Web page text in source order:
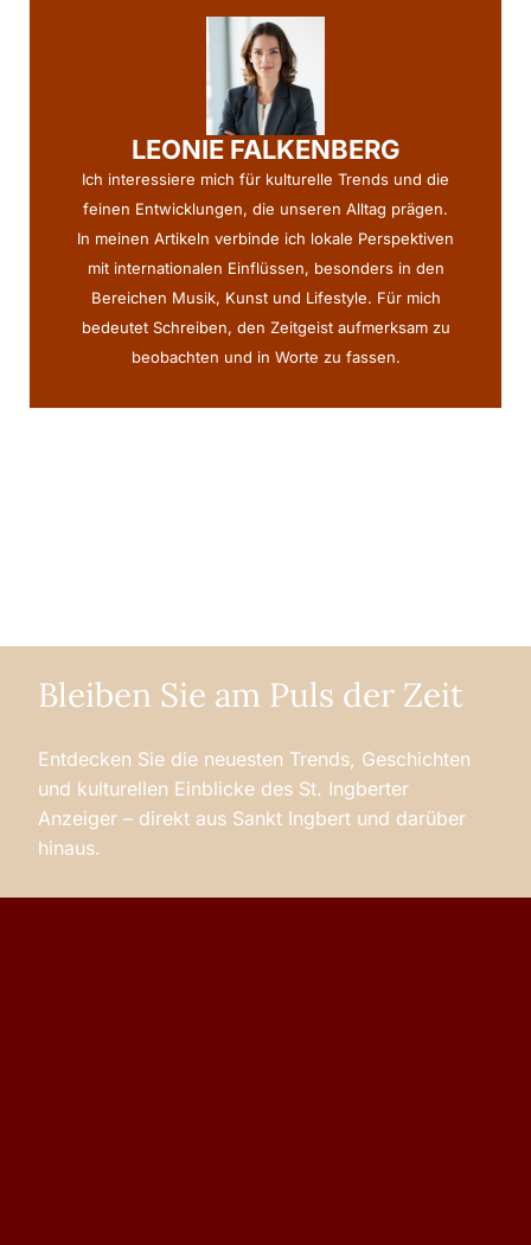
LEONIE FALKENBERG
Ich interessiere mich für kulturelle Trends und die
feinen Entwicklungen, die unseren Alltag prägen.
In meinen Artikeln verbinde ich lokale Perspektiven
mit internationalen Einflüssen, besonders in den
Bereichen Musik, Kunst und Lifestyle. Für mich
bedeutet Schreiben, den Zeitgeist aufmerksam zu
beobachten und in Worte zu fassen.
Bleiben Sie am Puls der Zeit
Entdecken Sie die neuesten Trends, Geschichten
und kulturellen Einblicke des St. Ingberter
Anzeiger – direkt aus Sankt Ingbert und darüber
hinaus.